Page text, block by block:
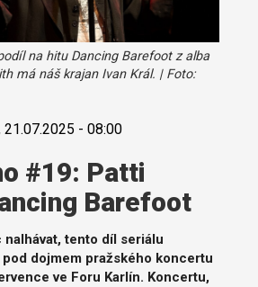
na hitu Dancing Barefoot z alba
má náš krajan Ivan Král. | Foto:
21.07.2025 - 08:00
#19: Patti
Barefoot
tento díl seriálu
dojmem pražského koncertu
ve Foru Karlín. Koncertu,